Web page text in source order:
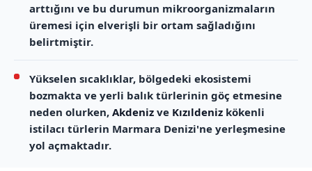
arttığını ve bu durumun mikroorganizmaların
üremesi için elverişli bir ortam sağladığını
belirtmiştir.
Yükselen sıcaklıklar, bölgedeki ekosistemi
bozmakta ve yerli balık türlerinin göç etmesine
neden olurken, Akdeniz ve Kızıldeniz kökenli
istilacı türlerin Marmara Denizi'ne yerleşmesine
yol açmaktadır.